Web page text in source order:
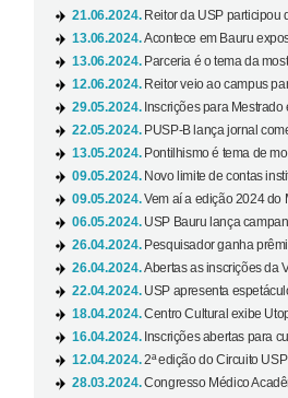
21.06.2024. Reitor da USP participou
13.06.2024.Acontece em Bauru
13.06.2024. Parceria é o tema da
12.06.2024. Reitor veio ao campus
29.05.2024. Inscrições para
22.05.2024. PUSP-B lança jornal
13.05.2024. Pontilhismo é tema de
09.05.2024. Novo limite de contas
09.05.2024.Vem aí a edição 2024 do
06.05.2024. USP Bauru lança
26.04.2024. Pesquisador ganha
26.04.2024.Abertas as inscrições da
22.04.2024. USP apresenta
18.04.2024.Centro Cultural exibe
16.04.2024. Inscrições abertas para
12.04.2024.2ª edição do Circuito
28.03.2024.Congresso Médico